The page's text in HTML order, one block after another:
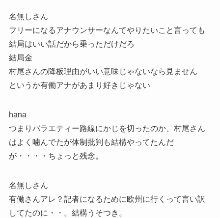
名無しさん
フリーになるアナウンサーなんてやりたいこと言っても
結局はいい話だから乗っただけだろ
結局金
村尾さんの降板理由がいい意味じゃないなら見ません
というか有働アナがあまり好きじゃない
hana
つまりバラエティー路線にかじを切ったのか、村尾さん
はよく噛んでたが体制批判も結構やってたんだ
が・・・・ちょっと残念。
名無しさん
有働さんアレ？記者になるために欧州に行くって言い訳
してたのに・・。結構うそつき。